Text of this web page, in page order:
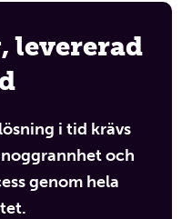
levererad
i tid krävs
och
genom hela